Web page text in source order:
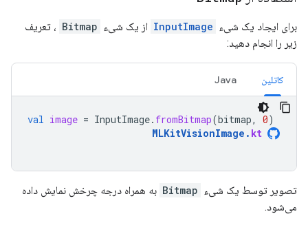
برای ایجاد یک شیء InputImage از یک شیء Bitmap ، تعریف
زیر را انجام دهید:
کاتلین Java
val image = InputImage. fromBitmap(bitmap, 0)
MLKitVisionImage . kt
تصویر توسط یک شیء Bitmap به همراه درجه چرخش نمایش داده
می‌شود.